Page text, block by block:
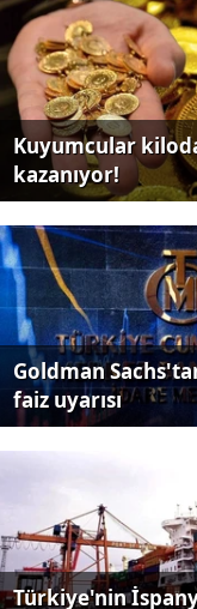
Kuyumcular
kazanıyor!
Goldman
faiz uyarısı
Türkiye'nin